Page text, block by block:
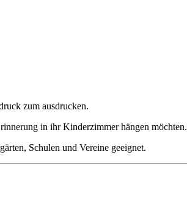
zum ausdrucken.
in ihr Kinderzimmer hängen möchten.
Schulen und Vereine geeignet.